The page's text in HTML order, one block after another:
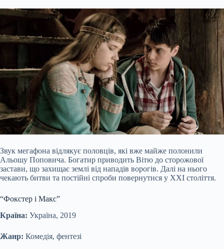
Звук мегафона відлякує половців, які вже майже полонили
Альошу Поповича. Богатир приводить Вітю до сторожової
застави, що захищає землі від нападів ворогів. Далі на нього
чекають битви та постійні спроби повернутися у XXI століття.
“Фокстер і Макс”
Країна: Україна, 2019
Жанр: Комедія, фентезі